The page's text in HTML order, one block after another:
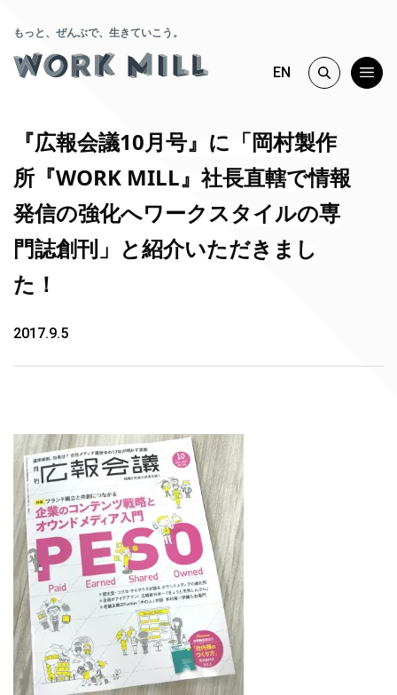
もっと、ぜんぶで、生きていこう。
EN
『広報会議10月号』に「岡村製作
所『WORK MILL』社長直轄で情報
発信の強化へワークスタイルの専
門誌創刊」と紹介いただきまし
た！
2017.9.5